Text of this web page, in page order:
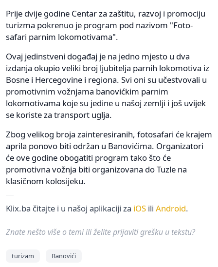
Prije dvije godine Centar za zaštitu, razvoj i promociju
turizma pokrenuo je program pod nazivom "Foto-
safari parnim lokomotivama".
Ovaj jedinstveni događaj je na jedno mjesto u dva
izdanja okupio veliki broj ljubitelja parnih lokomotiva iz
Bosne i Hercegovine i regiona. Svi oni su učestvovali u
promotivnim vožnjama banovićkim parnim
lokomotivama koje su jedine u našoj zemlji i još uvijek
se koriste za transport uglja.
Zbog velikog broja zainteresiranih, fotosafari će krajem
aprila ponovo biti održan u Banovićima. Organizatori
će ove godine obogatiti program tako što će
promotivna vožnja biti organizovana do Tuzle na
klasičnom kolosijeku.
Klix.ba čitajte i u našoj aplikaciji za iOS ili Android.
Znate nešto više o temi ili želite prijaviti grešku u tekstu?
turizam Banovići